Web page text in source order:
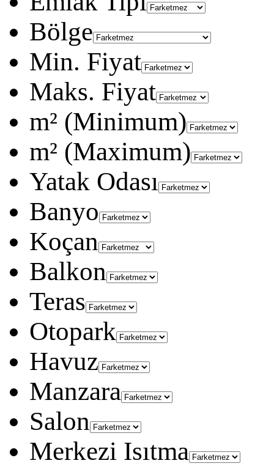
Bölge
Min. Fiyat
Maks. Fiyat
m² (Minimum)
m² (Maximum)
Yatak Odası
Banyo
Koçan
Balkon
Teras
Otopark
Havuz
Manzara
Salon
Merkezi Isıtma